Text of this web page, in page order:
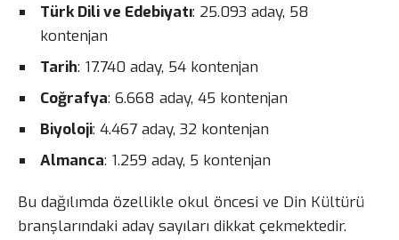
Türk Dili ve Edebiyatı: 25.093 aday, 58
kontenjan
Tarih: 17.740 aday, 54 kontenjan
Coğrafya: 6.668 aday, 45 kontenjan
Biyoloji: 4.467 aday, 32 kontenjan
Almanca: 1.259 aday, 5 kontenjan
Bu dağılımda özellikle okul öncesi ve Din Kültürü
branşlarındaki aday sayıları dikkat çekmektedir.